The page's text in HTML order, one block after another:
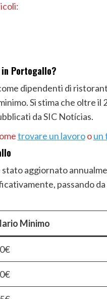
Portogallo?
dipendenti di
Si stima che oltre
da SIC Notícias.
trovare un lavorooun
aggiornato
passando
Minimo